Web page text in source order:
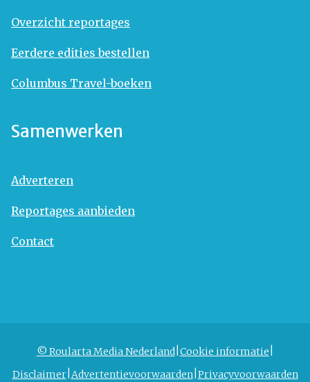
Overzicht reportages
Eerdere edities bestellen
Columbus Travel-boeken
Samenwerken
Adverteren
Reportages aanbieden
Contact
© Roularta Media Nederland Cookie informatie
Disclaimer Advertentievoorwaarden Privacyvoorwaarden